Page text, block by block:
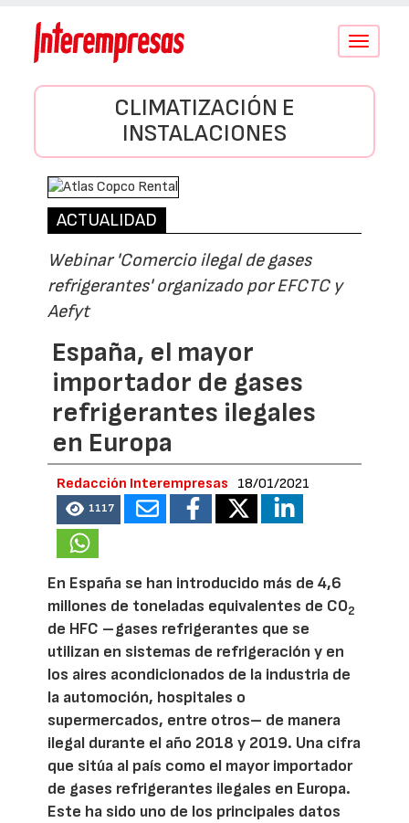
Conmutar
CLIMATIZACIÓN E
INSTALACIONES
ACTUALIDAD
Webinar 'Comercio ilegal de gases
refrigerantes' organizado por EFCTC y
Aefyt
España, el mayor
importador de gases
refrigerantes ilegales
en Europa
Redacción Interempresas 18/01/2021
1117
En España se han introducido más de 4,6
millones de toneladas equivalentes de CO2
de HFC –gases refrigerantes que se
utilizan en sistemas de refrigeración y en
los aires acondicionados de la industria de
la automoción, hospitales o
supermercados, entre otros– de manera
ilegal durante el año 2018 y 2019. Una cifra
que sitúa al país como el mayor importador
de gases refrigerantes ilegales en Europa.
Este ha sido uno de los principales datos